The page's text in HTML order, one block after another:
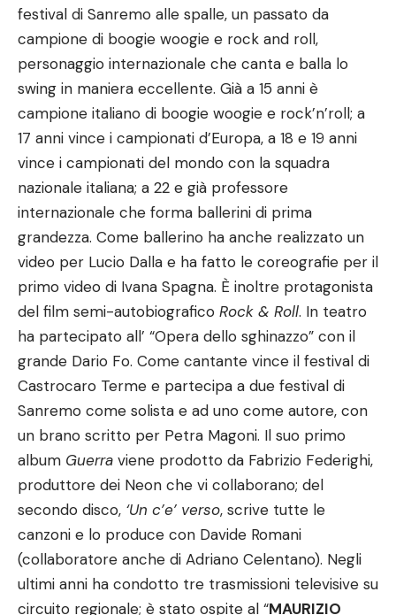
festival di Sanremo alle spalle, un passato da
campione di boogie woogie e rock and roll,
personaggio internazionale che canta e balla lo
swing in maniera eccellente. Già a 15 anni è
campione italiano di boogie woogie e rock’n’roll; a
17 anni vince i campionati d’Europa, a 18 e 19 anni
vince i campionati del mondo con la squadra
nazionale italiana; a 22 e già professore
internazionale che forma ballerini di prima
grandezza. Come ballerino ha anche realizzato un
video per Lucio Dalla e ha fatto le coreografie per il
primo video di Ivana Spagna. È inoltre protagonista
del film semi-autobiografico Rock & Roll. In teatro
ha partecipato all’ “Opera dello sghinazzo” con il
grande Dario Fo. Come cantante vince il festival di
Castrocaro Terme e partecipa a due festival di
Sanremo come solista e ad uno come autore, con
un brano scritto per Petra Magoni. Il suo primo
album Guerra viene prodotto da Fabrizio Federighi,
produttore dei Neon che vi collaborano; del
secondo disco, ‘Un c’e’ verso, scrive tutte le
canzoni e lo produce con Davide Romani
(collaboratore anche di Adriano Celentano). Negli
ultimi anni ha condotto tre trasmissioni televisive su
circuito regionale; è stato ospite al “MAURIZIO